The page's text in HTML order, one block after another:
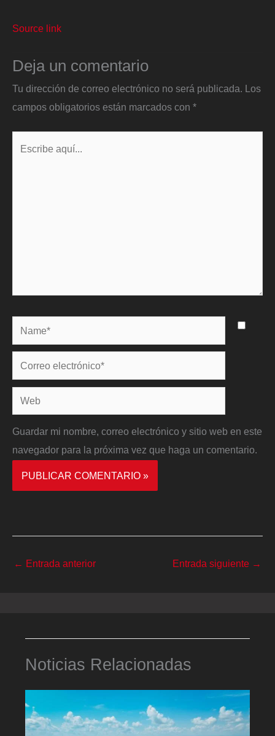
Source link
Deja un comentario
Tu dirección de correo electrónico no será publicada.
Los
campos obligatorios están marcados con *
Name*
Correo
electrónico*
Web
Guardar mi nombre, correo electrónico y sitio web en este
navegador para la próxima vez que haga un comentario.
← Entrada anterior Entrada siguiente →
Noticias Relacionadas